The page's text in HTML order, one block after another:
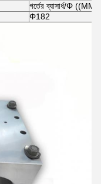
গর্তের ব্যাসার্ধ/Φ ((MM)
Φ182